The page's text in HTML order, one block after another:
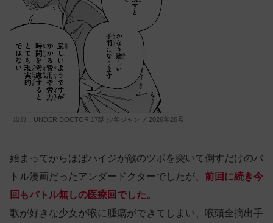
出典：UNDER DOCTOR 17話 少年ジャンプ 2026年26号
始まってからほぼハイジが敵のツボを突いて倒すだけのバ
トル漫画だったアンダードクターでしたが、 前回に続き今
回もバトル無しの医療回でした。
歌が好きな少女が喉に腫瘍ができてしまい、喉頭全摘出手